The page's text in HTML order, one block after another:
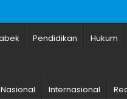
Pendidikan Hukum
Nasional Internasional